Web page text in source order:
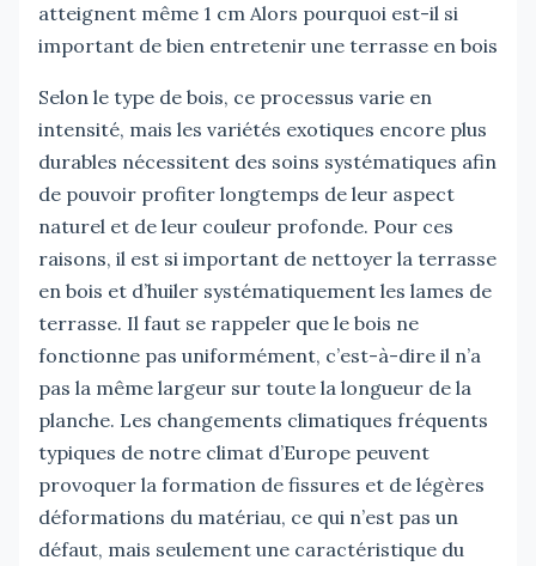
atteignent même 1 cm Alors pourquoi est-il si
important de bien entretenir une terrasse en bois
Selon le type de bois, ce processus varie en
intensité, mais les variétés exotiques encore plus
durables nécessitent des soins systématiques afin
de pouvoir profiter longtemps de leur aspect
naturel et de leur couleur profonde. Pour ces
raisons, il est si important de nettoyer la terrasse
en bois et d’huiler systématiquement les lames de
terrasse. Il faut se rappeler que le bois ne
fonctionne pas uniformément, c’est-à-dire il n’a
pas la même largeur sur toute la longueur de la
planche. Les changements climatiques fréquents
typiques de notre climat d’Europe peuvent
provoquer la formation de fissures et de légères
déformations du matériau, ce qui n’est pas un
défaut, mais seulement une caractéristique du